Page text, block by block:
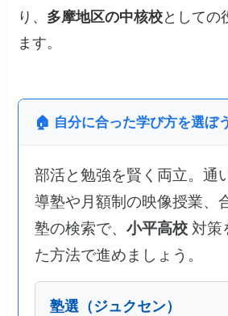
り、 多摩地区の中核校としての
ます。
🏠 自分に合った学び方を選ぼ
部活と勉強を賢く両立。通
導塾や月額制の映像授業、
塾の検索で、小平高校 対策
た方法で進めましょう。
塾選（ジュクセン）